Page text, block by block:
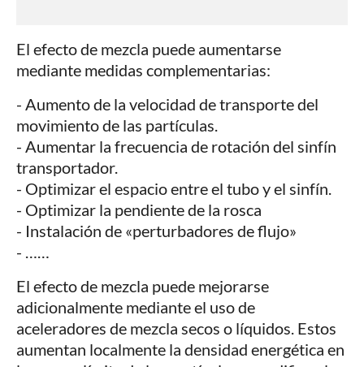
El efecto de mezcla puede aumentarse
mediante medidas complementarias:
- Aumento de la velocidad de transporte del
movimiento de las partículas.
- Aumentar la frecuencia de rotación del sinfín
transportador.
- Optimizar el espacio entre el tubo y el sinfín.
- Optimizar la pendiente de la rosca
- Instalación de «perturbadores de flujo»
- ……
El efecto de mezcla puede mejorarse
adicionalmente mediante el uso de
aceleradores de mezcla secos o líquidos. Estos
aumentan localmente la densidad energética en